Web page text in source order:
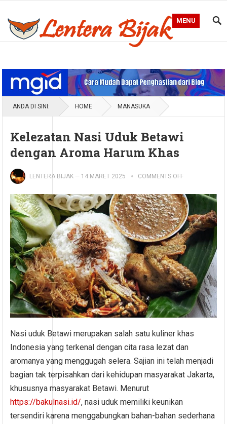
MENU
ANDA DI SINI: HOME MANASUKA
Kelezatan Nasi Uduk Betawi
dengan Aroma Harum Khas
LENTERA BIJAK — 14 MARET 2025 COMMENTS OFF
Nasi uduk Betawi merupakan salah satu kuliner khas
Indonesia yang terkenal dengan cita rasa lezat dan
aromanya yang menggugah selera. Sajian ini telah menjadi
bagian tak terpisahkan dari kehidupan masyarakat Jakarta,
khususnya masyarakat Betawi. Menurut
https://bakulnasi.id/, nasi uduk memiliki keunikan
tersendiri karena menggabungkan bahan-bahan sederhana